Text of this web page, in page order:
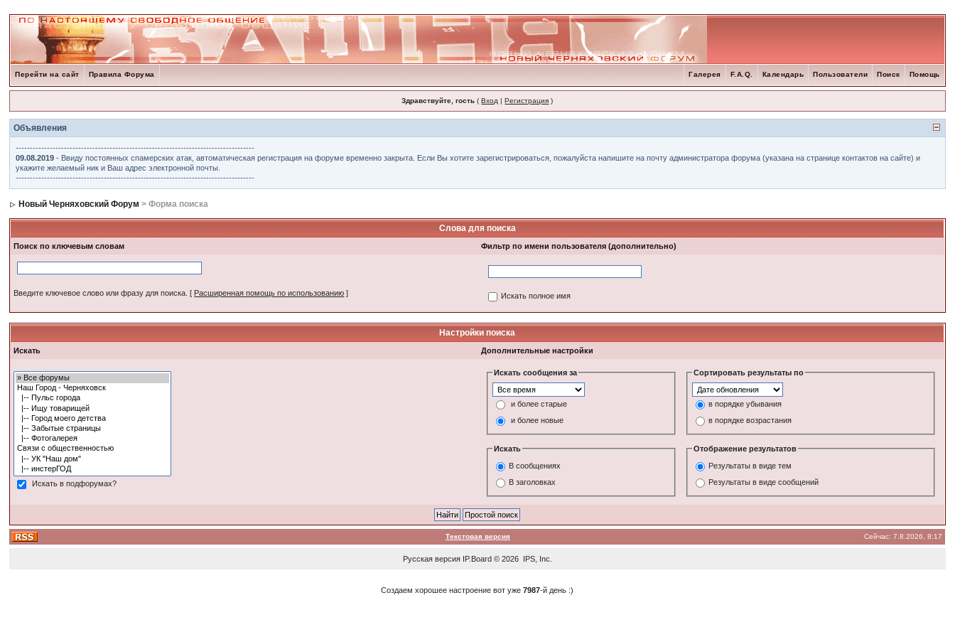
Перейти на сайт Правила Форума Помощь
Поиск
Пользователи
Календарь
F.A.Q.
Галерея
Здравствуйте, гость (Вход |Регистрация )
Объявления
------------------------------------------------------------------------------------
09.08.2019 - Ввиду постоянных спамерских атак, автоматическая регистрация на форуме временно закрыта. Если Вы хотите зарегистрироваться, пожалуйста напишите на почту администратора форума (указана на странице контактов на сайте) и
укажите желаемый ник и Ваш адрес электронной почты.
------------------------------------------------------------------------------------
Новый Черняховский Форум > Форма поиска
Слова для поиска
Поиск по ключевым словам Фильтр по имени пользователя (дополнительно)
Введите ключевое слово или фразу для поиска. [ Расширенная помощь по использованию ] Искать полное имя
Настройки поиска
Искать Дополнительные настройки
Искать в подфорумах?
Искать сообщения за
и более старые
и более новые
Сортировать результаты по
в порядке убывания
в порядке возрастания
Искать
В сообщениях
В заголовках
Отображение результатов
Результаты в виде тем
Результаты в виде сообщений
Текстовая версия Сейчас: 7.8.2026, 8:17
Русская версия IP.Board© 2026 IPS, Inc
Создаем хорошее настроение вот уже7987-й день :)